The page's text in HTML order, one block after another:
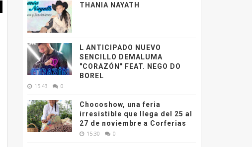
THANIA NAYATH
L ANTICIPADO NUEVO
SENCILLO DEMALUMA
"CORAZÓN" FEAT. NEGO DO
BOREL
15:43 0
Chocoshow, una feria
irresistible que llega del 25 al
27 de noviembre a Corferias
15:30 0